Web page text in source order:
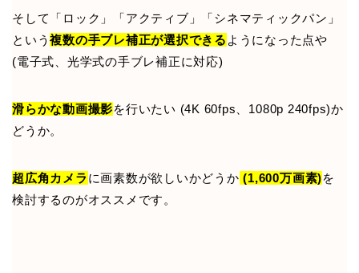
そして「ロック」「アクティブ」「シネマティックパン」
という複数の手ブレ補正が選択できる ようになった点や
(電子式、光学式の手ブレ補正に対応)
滑らかな動画撮影を行いたい (4K 60fps、1080p 240fps)か
どうか。
超広角カメラに画素数が欲しいかどうか (1,600万画素)を
検討するのがオススメです。